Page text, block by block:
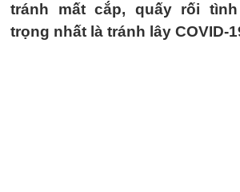
tránh mất cắp, quấy rối
trọng nhất là tránh lây COVID-